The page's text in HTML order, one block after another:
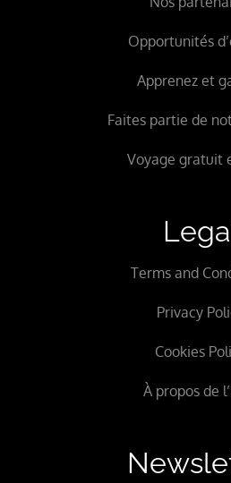
Opportunités
Apprenez et
Faites partie de
Voyage gratuit
Terms and
Privacy
Cookies
À propos de